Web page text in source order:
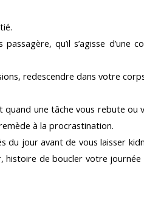
qu’il s’agisse d’une
redescendre dans votre
une tâche vous rebute ou
à la procrastination.
jour avant de vous laisser
de boucler votre journée